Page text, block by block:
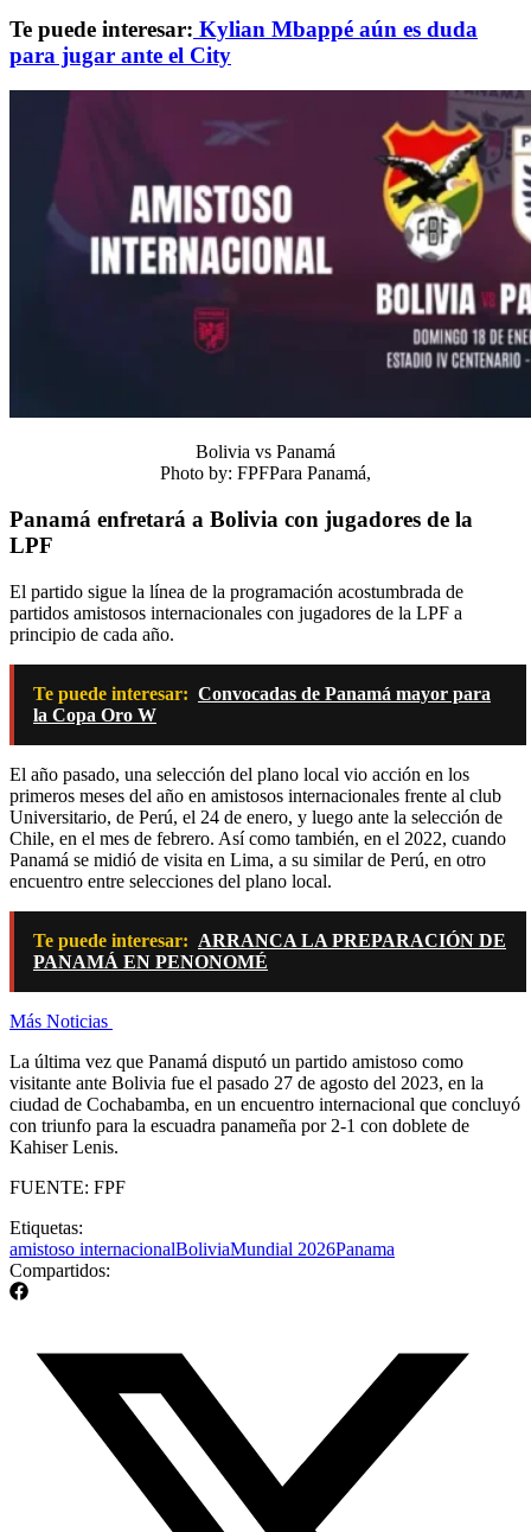
Te puede interesar: Kylian Mbappé aún es duda
para jugar ante el City
Bolivia vs Panamá
Photo by: FPFPara Panamá,
Panamá enfretará a Bolivia con jugadores de la
LPF
El partido sigue la línea de la programación acostumbrada de
partidos amistosos internacionales con jugadores de la LPF a
principio de cada año.
Te puede interesar: Convocadas de Panamá mayor para
la Copa Oro W
El año pasado, una selección del plano local vio acción en los
primeros meses del año en amistosos internacionales frente al club
Universitario, de Perú, el 24 de enero, y luego ante la selección de
Chile, en el mes de febrero. Así como también, en el 2022, cuando
Panamá se midió de visita en Lima, a su similar de Perú, en otro
encuentro entre selecciones del plano local.
Te puede interesar: ARRANCA LA PREPARACIÓN DE
PANAMÁ EN PENONOMÉ
Más Noticias
La última vez que Panamá disputó un partido amistoso como
visitante ante Bolivia fue el pasado 27 de agosto del 2023, en la
ciudad de Cochabamba, en un encuentro internacional que concluyó
con triunfo para la escuadra panameña por 2-1 con doblete de
Kahiser Lenis.
FUENTE: FPF
Etiquetas:
amistoso internacionalBoliviaMundial 2026Panama
Compartidos: